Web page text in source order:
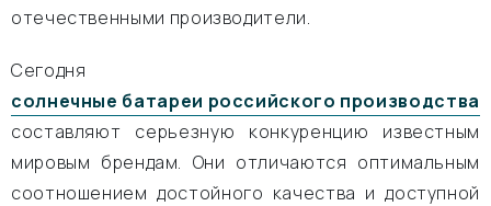
отечественными производители.
Сегодня
солнечные батареи российского производства
составляют серьезную конкуренцию известным
мировым брендам. Они отличаются оптимальным
соотношением достойного качества и доступной